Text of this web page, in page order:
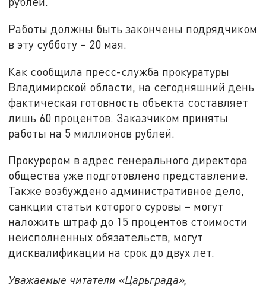
Работы должны быть закончены подрядчиком
в эту субботу – 20 мая.
Как сообщила пресс-служба прокуратуры
Владимирской области, на сегодняшний день
фактическая готовность объекта составляет
лишь 60 процентов. Заказчиком приняты
работы на 5 миллионов рублей.
Прокурором в адрес генерального директора
общества уже подготовлено представление.
Также возбуждено административное дело,
санкции статьи которого суровы – могут
наложить штраф до 15 процентов стоимости
неисполненных обязательств, могут
дисквалификации на срок до двух лет.
Уважаемые читатели «Царьграда»,